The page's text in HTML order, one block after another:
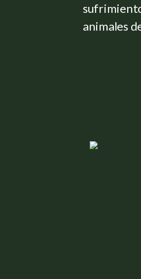
animales